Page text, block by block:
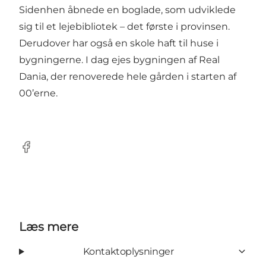
Sidenhen åbnede en boglade, som udviklede
sig til et lejebibliotek – det første i provinsen.
Derudover har også en skole haft til huse i
bygningerne. I dag ejes bygningen af Real
Dania, der renoverede hele gården i starten af
00’erne.
Facebook
Læs mere
Kontaktoplysninger